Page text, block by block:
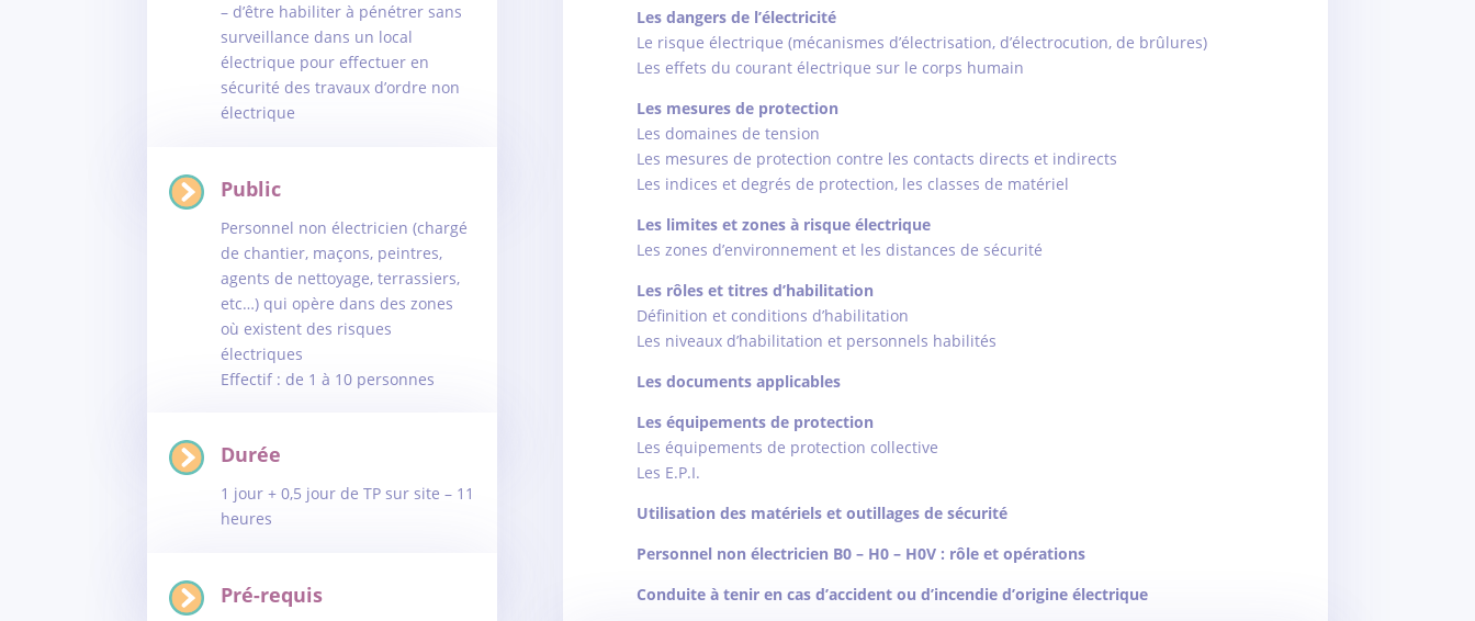
– d’être habiliter à pénétrer sans
surveillance dans un local
électrique pour effectuer en
sécurité des travaux d’ordre non
électrique
Public
Personnel non électricien (chargé
de chantier, maçons, peintres,
agents de nettoyage, terrassiers,
etc…) qui opère dans des zones
où existent des risques
électriques
Effectif : de 1 à 10 personnes
Durée
1 jour + 0,5 jour de TP sur site – 11
heures
Pré-requis
Les dangers de l’électricité
Le risque électrique (mécanismes d’électrisation, d’électrocution, de brûlures)
Les effets du courant électrique sur le corps humain
Les mesures de protection
Les domaines de tension
Les mesures de protection contre les contacts directs et indirects
Les indices et degrés de protection, les classes de matériel
Les limites et zones à risque électrique
Les zones d’environnement et les distances de sécurité
Les rôles et titres d’habilitation
Définition et conditions d’habilitation
Les niveaux d’habilitation et personnels habilités
Les documents applicables
Les équipements de protection
Les équipements de protection collective
Les E.P.I.
Utilisation des matériels et outillages de sécurité
Personnel non électricien B0 – H0 – H0V : rôle et opérations
Conduite à tenir en cas d’accident ou d’incendie d’origine électrique